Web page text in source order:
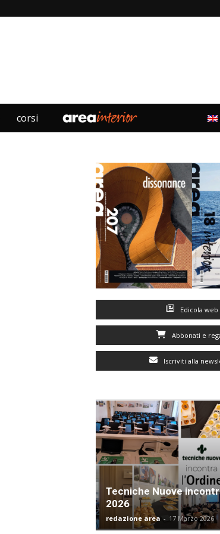
corsi
Edicola web
Abbonati e
Iscriviti alla
Tecniche Nuove
2026
redazione area - 17 Marzo 2026